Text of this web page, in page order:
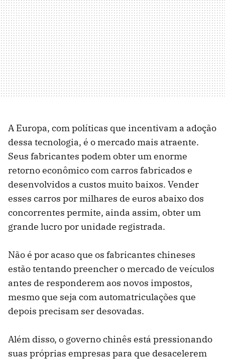
A Europa, com políticas que incentivam a adoção
dessa tecnologia, é o mercado mais atraente.
Seus fabricantes podem obter um enorme
retorno econômico com carros fabricados e
desenvolvidos a custos muito baixos. Vender
esses carros por milhares de euros abaixo dos
concorrentes permite, ainda assim, obter um
grande lucro por unidade registrada.
Não é por acaso que os fabricantes chineses
estão tentando preencher o mercado de veículos
antes de responderem aos novos impostos,
mesmo que seja com automatriculações que
depois precisam ser desovadas.
Além disso, o governo chinês está pressionando
suas próprias empresas para que desacelerem